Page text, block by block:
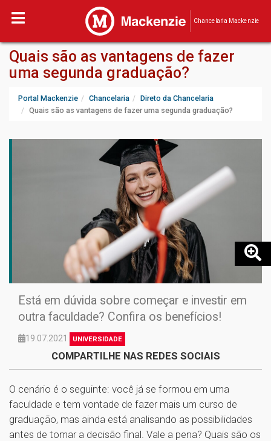
Chancelaria Mackenzie
Quais são as vantagens de fazer
uma segunda graduação?
Portal Mackenzie Chancelaria
Direto da Chancelaria
Quais são as vantagens de fazer uma segunda graduação?
Está em dúvida sobre começar e investir em
outra faculdade? Confira os benefícios!
19.07.2021 UNIVERSIDADE
COMPARTILHE NAS REDES SOCIAIS
O cenário é o seguinte: você já se formou em uma
faculdade e tem vontade de fazer mais um curso de
graduação, mas ainda está analisando as possibilidades
antes de tomar a decisão final. Vale a pena? Quais são os